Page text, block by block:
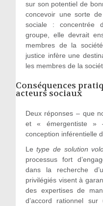
sur son potentiel de
concevoir une sorte
sociale : concentrée
groupe, elle devrait
membres de la
justice infère une
les membres de la
Conséquences
acteurs sociaux
Deux réponses – que
et « émergentiste »
conception inférentielle
Letype de solution
processus fort
dans la recherche
privilégiés visent à
des expertises de
d’accord rationnel